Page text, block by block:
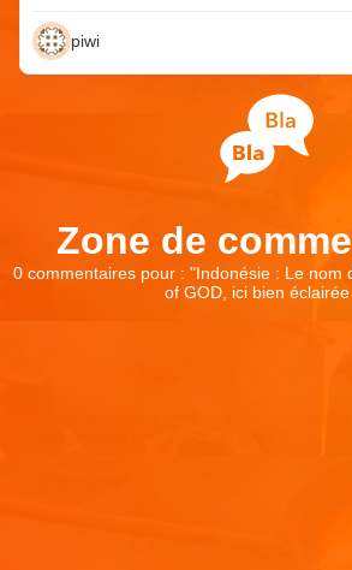
piwi
Zone de
0 commentaires pour : "Indonésie : Le nom
of GOD, ici bien éclairée